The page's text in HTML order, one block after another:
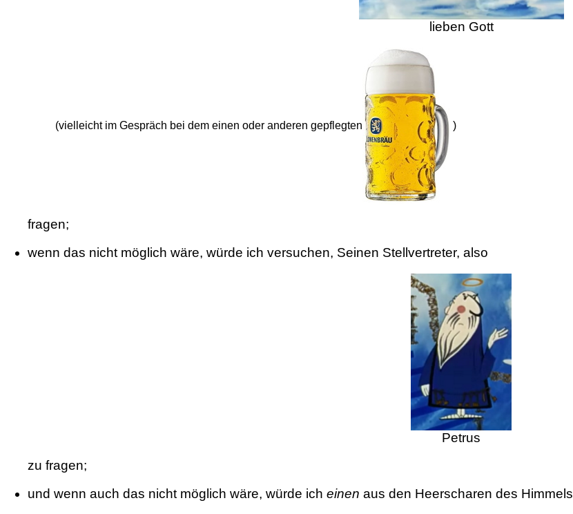
lieben Gott
(vielleicht im Gespräch bei dem einen oder anderen gepflegten )
fragen;
wenn das nicht möglich wäre, würde ich versuchen, Seinen Stellvertreter, also
Petrus
zu fragen;
und wenn auch das nicht möglich wäre, würde ich einen aus den Heerscharen des Himmels